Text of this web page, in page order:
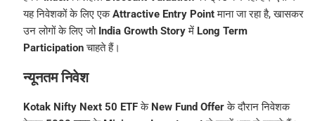
यह निवेशकों के लिए एकAttractive Entry Pointमाना जा रहा है, खासकर
उन लोगों के लिए जो India Growth Storyमें Long Term
Participationचाहते हैं।
न्यूनतम निवेश
Kotak Nifty Next 50 ETFके New Fund Offerके दौरान निवेशक